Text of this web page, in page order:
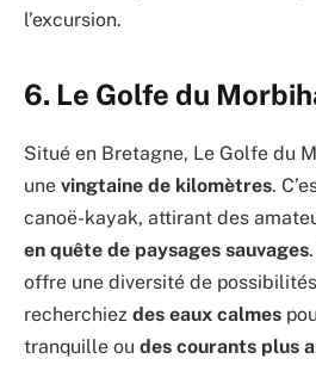
l’excursion.
6. Le Golfe du
Situé en Bretagne, Le Golfe du
une vingtaine de kilomètres.
canoë-kayak, attirant des
en quête de paysages sauvages
offre une diversité de
recherchiez des eaux calmes
tranquille ou des courants plus